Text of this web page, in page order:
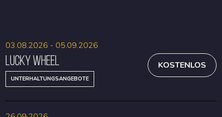
Lucky Wheel
UNTERHALTUNGSANGEBOTE
03.08.2026 - 05.09.2026
KOSTENLOS